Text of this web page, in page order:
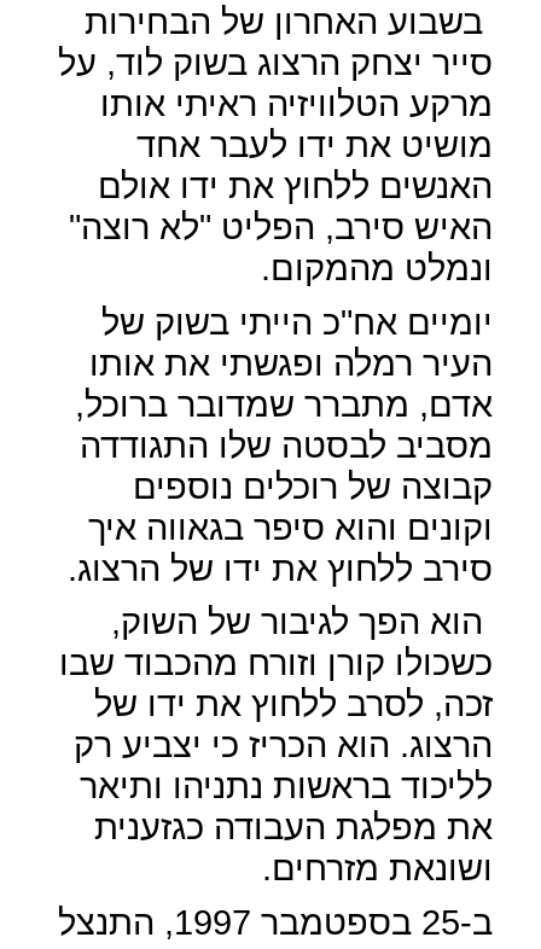
בשבוע האחרון של הבחירות
סייר יצחק הרצוג בשוק לוד, על
מרקע הטלוויזיה ראיתי אותו
מושיט את ידו לעבר אחד
האנשים ללחוץ את ידו אולם
האיש סירב, הפליט "לא רוצה"
ונמלט מהמקום.
יומיים אח"כ הייתי בשוק של
העיר רמלה ופגשתי את אותו
אדם, מתברר שמדובר ברוכל,
מסביב לבסטה שלו התגודדה
קבוצה של רוכלים נוספים
וקונים והוא סיפר בגאווה איך
סירב ללחוץ את ידו של הרצוג.
הוא הפך לגיבור של השוק,
כשכולו קורן וזורח מהכבוד שבו
זכה, לסרב ללחוץ את ידו של
הרצוג. הוא הכריז כי יצביע רק
לליכוד בראשות נתניהו ותיאר
את מפלגת העבודה כגזענית
ושונאת מזרחים.
ב-25 בספטמבר 1997, התנצל